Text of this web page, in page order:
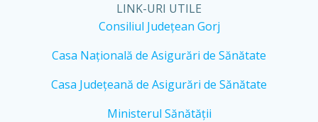
LINK-URI UTILE
Consiliul Județean Gorj
Casa Națională de Asigurări de Sănătate
Casa Județeană de Asigurări de Sănătate
Ministerul Sănătății